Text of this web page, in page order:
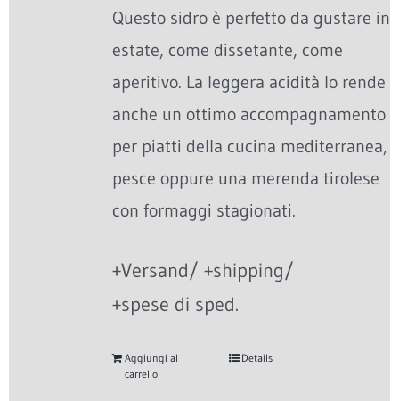
Questo sidro è perfetto da gustare in
estate, come dissetante, come
aperitivo. La leggera acidità lo rende
anche un ottimo accompagnamento
per piatti della cucina mediterranea,
pesce oppure una merenda tirolese
con formaggi stagionati.
+Versand/ +shipping/
+spese di sped.
Aggiungi al
carrello
Details